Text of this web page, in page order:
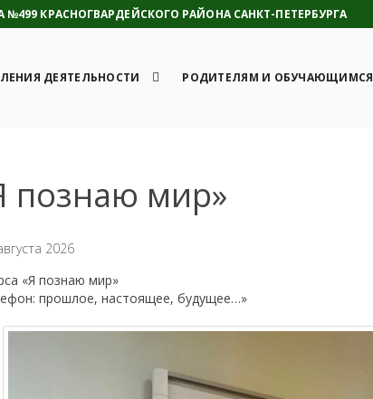
КРАСНОГВАРДЕЙСКОГО РАЙОНА САНКТ-ПЕТЕРБУРГА
ДЕЯТЕЛЬНОСТИ РОДИТЕЛЯМ И ОБУЧАЮЩИМСЯ
познаю мир»
2026
«Я познаю мир»
прошлое, настоящее, будущее…»